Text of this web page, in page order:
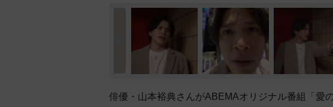
俳優・山本裕典さんがABEMAオリジナル番組「愛